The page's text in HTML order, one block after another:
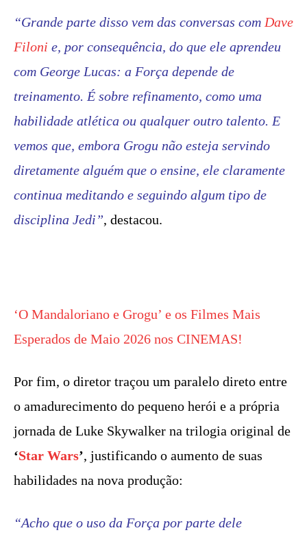
“Grande parte disso vem das conversas com Dave
Filoni e, por consequência, do que ele aprendeu
com George Lucas: a Força depende de
treinamento. É sobre refinamento, como uma
habilidade atlética ou qualquer outro talento. E
vemos que, embora Grogu não esteja servindo
diretamente alguém que o ensine, ele claramente
continua meditando e seguindo algum tipo de
disciplina Jedi”, destacou.
‘O Mandaloriano e Grogu’ e os Filmes Mais
Esperados de Maio 2026 nos CINEMAS!
Por fim, o diretor traçou um paralelo direto entre
o amadurecimento do pequeno herói e a própria
jornada de Luke Skywalker na trilogia original de
‘Star Wars’, justificando o aumento de suas
habilidades na nova produção:
“Acho que o uso da Força por parte dele